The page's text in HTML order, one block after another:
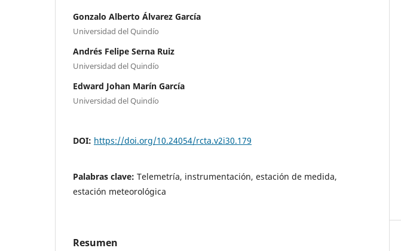
Gonzalo Alberto Álvarez García
Universidad del Quindío
Andrés Felipe Serna Ruiz
Universidad del Quindío
Edward Johan Marín García
Universidad del Quindío
DOI: https://doi.org/10.24054/rcta.v2i30.179
Palabras clave: Telemetría, instrumentación, estación de medida,
estación meteorológica
Resumen